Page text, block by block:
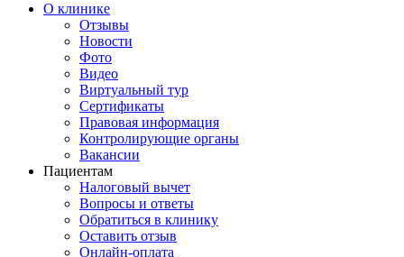
О клинике
Отзывы
Новости
Фото
Видео
Виртуальный тур
Сертификаты
Правовая информация
Контролирующие органы
Вакансии
Пациентам
Налоговый вычет
Вопросы и ответы
Обратиться в клинику
Оставить отзыв
Онлайн-оплата